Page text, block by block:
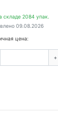
складе 2084 упак.
09.08.2026
цена:
+